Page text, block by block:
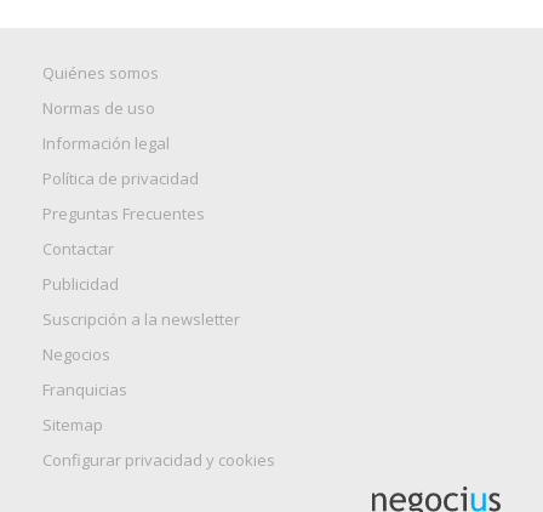
Quiénes somos
Normas de uso
Información legal
Política de privacidad
Preguntas Frecuentes
Contactar
Publicidad
Suscripción a la newsletter
Negocios
Franquicias
Sitemap
Configurar privacidad y cookies